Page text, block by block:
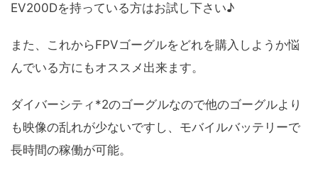
EV200Dを持っている方はお試し下さい♪
また、これからFPVゴーグルをどれを購入しようか悩
んでいる方にもオススメ出来ます。
ダイバーシティ*2のゴーグルなので他のゴーグルより
も映像の乱れが少ないですし、モバイルバッテリーで
長時間の稼働が可能。